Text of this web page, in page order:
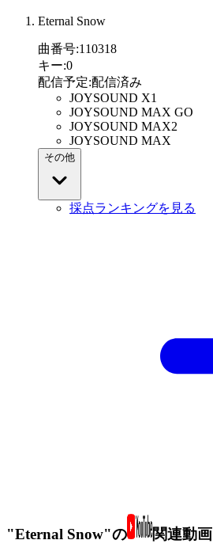
Eternal Snow
曲番号:110318
キー:0
配信予定:配信済み
JOYSOUND X1
JOYSOUND MAX GO
JOYSOUND MAX2
JOYSOUND MAX
その他
採点ランキングを見る
"Eternal Snow"の 関連動画